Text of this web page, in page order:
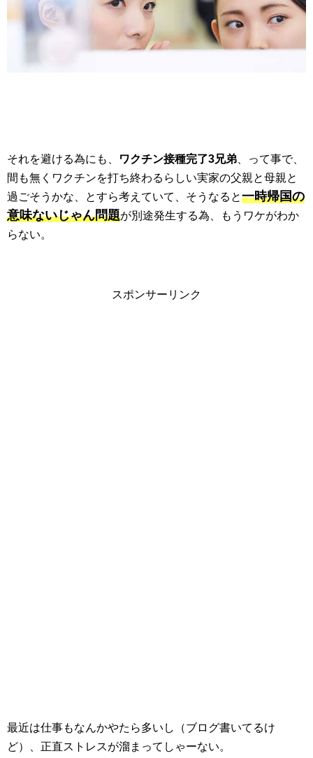
それを避ける為にも、 ワクチン接種完了3兄弟 、って事で、
間も無くワクチンを打ち終わるらしい実家の父親と母親と
過ごそうかな、とすら考えていて、そうなると一時帰国の
意味ないじゃん問題が別途発生する為、もうワケがわか
らない。
スポンサーリンク
最近は仕事もなんかやたら多いし（ブログ書いてるけ
ど）、正直ストレスが溜まってしゃーない。